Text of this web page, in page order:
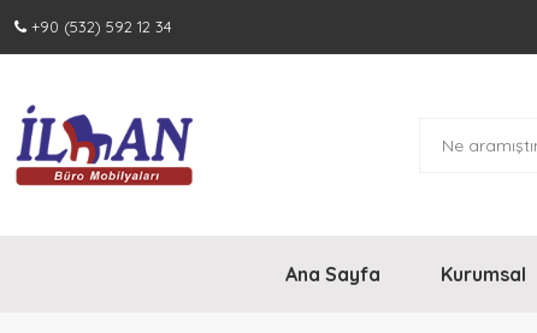
+90 (532) 592 12 34
Ana Sayfa Kurumsal
Ürünler
Vip Makam Takımları
Yönetici Takımları